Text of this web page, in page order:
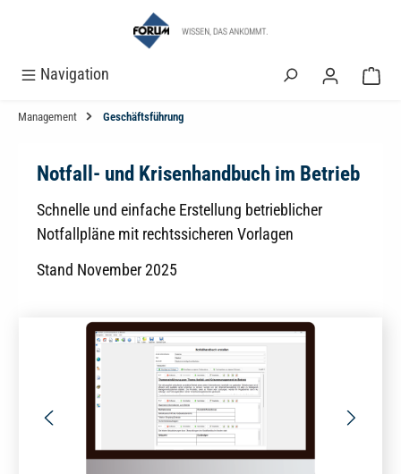
Navigation
Management Geschäftsführung
Notfall- und Krisenhandbuch im Betrieb
Schnelle und einfache Erstellung betrieblicher
Notfallpläne mit rechtssicheren Vorlagen
Stand November 2025